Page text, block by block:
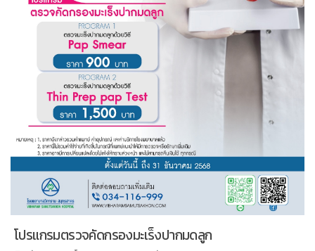
โปรแกรมตรวจคัดกรองมะเร็งปากมดลูก